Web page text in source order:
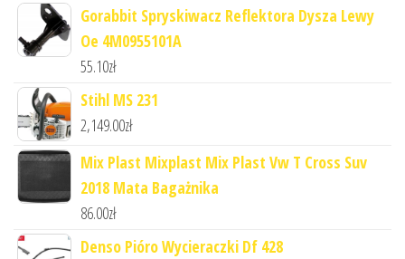
Gorabbit Spryskiwacz Reflektora Dysza Lewy
Oe 4M0955101A
55.10zł
Stihl MS 231
2,149.00zł
Mix Plast Mixplast Mix Plast Vw T Cross Suv
2018 Mata Bagażnika
86.00zł
Denso Pióro Wycieraczki Df 428